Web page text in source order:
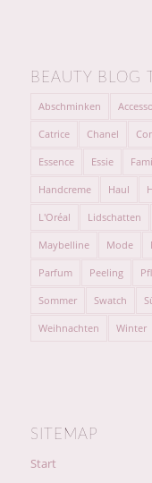
BEAUTY BLOG
Abschminken
Catrice Chanel
Essence Essie
Handcreme Haul
L'Oréal Lidschatten
Maybelline Mode
Parfum Peeling
Sommer Swatch
Weihnachten Winter
SITEMAP
Start